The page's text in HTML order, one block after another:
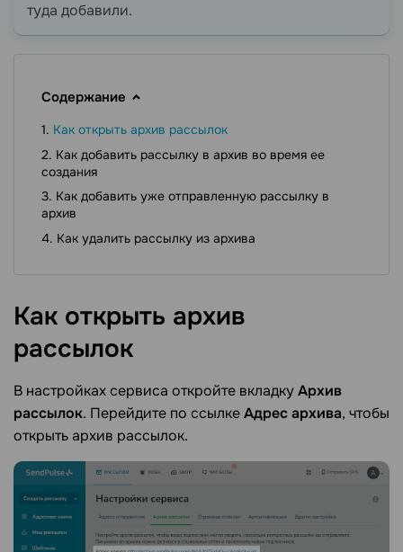
туда добавили.
Содержание
Как открыть архив рассылок
Как добавить рассылку в архив во время ее
создания
Как добавить уже отправленную рассылку в
архив
Как удалить рассылку из архива
Как открыть архив
рассылок
В настройках сервиса откройте вкладкуАрхив
рассылок. Перейдите по ссылкеАдрес архива, чтобы
открыть архив рассылок.